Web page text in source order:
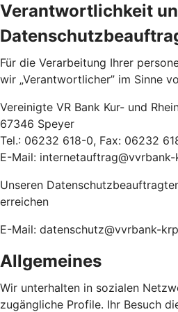
Verantwortlichkeit
Für die Verarbeitung Ihrer
wir „Verantwortlicher” im Sinne
Vereinigte VR Bank Kur- und
67346 Speyer
Tel.: 06232 618-0, Fax: 06232
E-Mail:
Unseren
erreichen
E-Mail: datenschutz@vvrbank-
Allgemeines
Wir unterhalten in sozialen
zugängliche Profile. Ihr Besuch